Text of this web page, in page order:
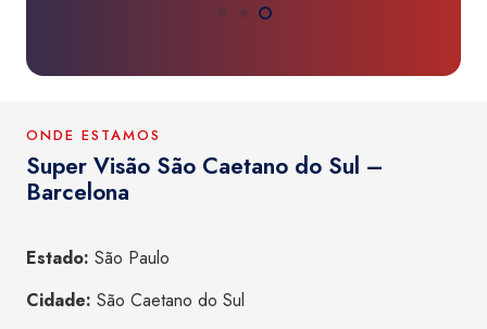
ONDE ESTAMOS
Super Visão São Caetano do Sul –
Barcelona
Estado: São Paulo
Cidade: São Caetano do Sul